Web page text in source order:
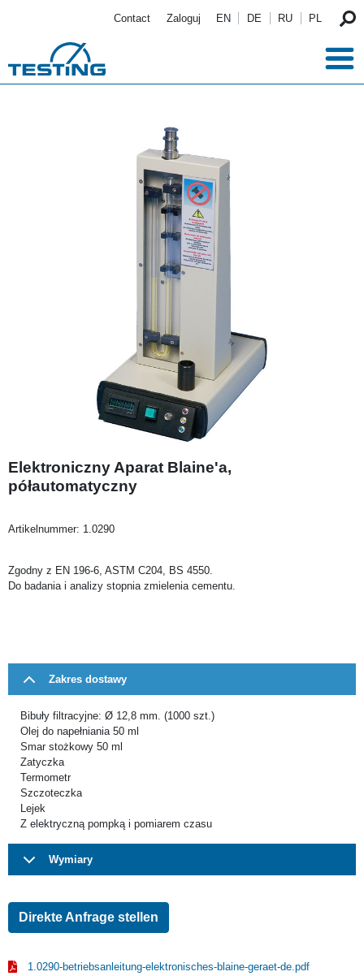
Contact Zaloguj EN DE RU PL
Elektroniczny Aparat Blaine'a,
półautomatyczny
Artikelnummer: 1.0290
Zgodny z EN 196-6, ASTM C204, BS 4550.
Do badania i analizy stopnia zmielenia cementu.
Zakres dostawy
Bibuły filtracyjne: Ø 12,8 mm. (1000 szt.)
Olej do napełniania 50 ml
Smar stożkowy 50 ml
Zatyczka
Termometr
Szczoteczka
Lejek
Z elektryczną pompką i pomiarem czasu
Wymiary
Direkte Anfrage stellen
1.0290-betriebsanleitung-elektronisches-blaine-geraet-de.pdf